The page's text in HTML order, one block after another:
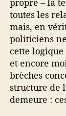
propre – la
toutes les
mais, en
politiciens
cette
et encore
brèches
structure de
demeure :